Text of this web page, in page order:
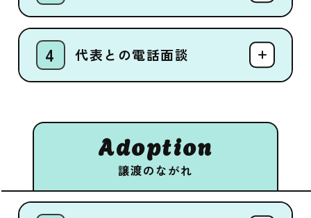
代表との電話面談
Adoption
譲渡のながれ